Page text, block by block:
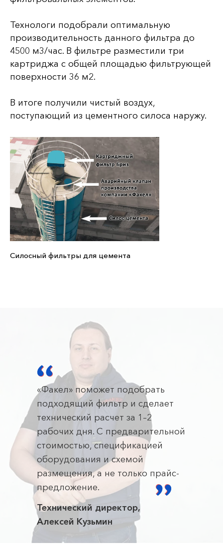
Технологи подобрали оптимальную
производительность данного фильтра до
4500 м3/час. В фильтре разместили три
картриджа с общей площадью фильтрующей
поверхности 36 м2.
В итоге получили чистый воздух,
поступающий из цементного силоса наружу.
Силосный фильтры для цемента
«Факел» поможет подобрать
подходящий фильтр и сделает
технический расчет за 1–2
рабочих дня. С предварительной
стоимостью, спецификацией
оборудования и схемой
размещения, а не только прайс-
предложение.
Технический директор,
Алексей Кузьмин